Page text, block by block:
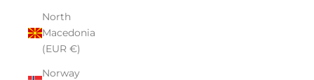
North
Macedonia
(EUR €)
Norway